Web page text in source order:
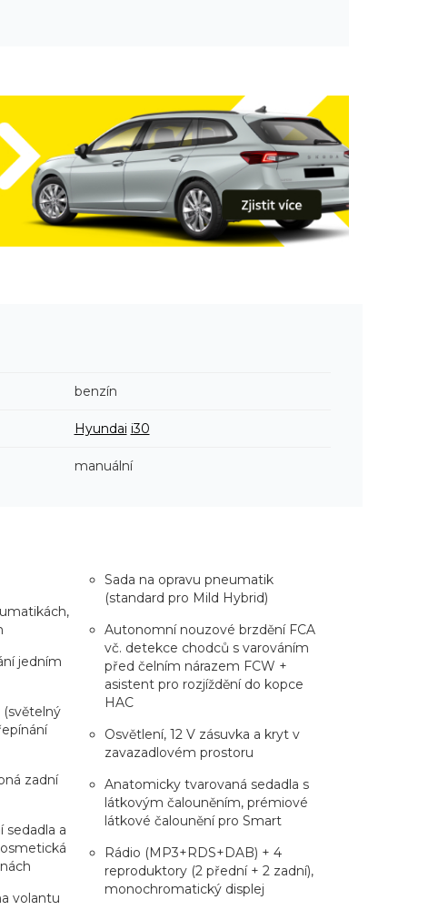
benzín
Hyundai i30
manuální
jedním
zadní
sedadla a
volantu
Sada na opravu pneumatik
(standard pro Mild Hybrid)
Autonomní nouzové brzdění FCA
vč. detekce chodců s varováním
před čelním nárazem FCW +
asistent pro rozjíždění do kopce
HAC
Osvětlení, 12 V zásuvka a kryt v
zavazadlovém prostoru
Anatomicky tvarovaná sedadla s
látkovým čalouněním, prémiové
látkové čalounění pro Smart
Rádio (MP3+RDS+DAB) + 4
reproduktory (2 přední + 2 zadní),
monochromatický displej